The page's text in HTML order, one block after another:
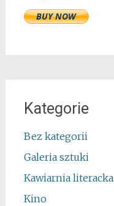
Kategorie
Bez kategorii
Galeria sztuki
Kawiarnia literacka
Kino